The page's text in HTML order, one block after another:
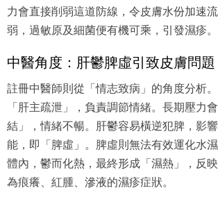
力會直接削弱這道防線，令皮膚水份加速
弱，過敏原及細菌便有機可乘，引發濕疹。
中醫角度：肝鬱脾虛引致皮膚問題
註冊中醫師則從「情志致病」的角度分析
「肝主疏泄」，負責調節情緒。長期壓力
結」，情緒不暢。肝鬱容易橫逆犯脾，影
能，即「脾虛」。脾虛則無法有效運化水
體內，鬱而化熱，最終形成「濕熱」，反
為痕癢、紅腫、滲液的濕疹症狀。